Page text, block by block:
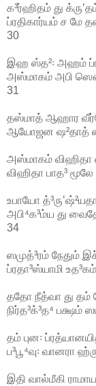
க³ர்ஹிதம் து
ப்ரதிகார்யம் ச மே
30
இஹ ஸ்த²꞉ அஹம்
அஸ்மாகம் அபி
31
தஸ்மாத் ஆஹார
ஆயோஜன ஷ²தாத்
அஸ்மாகம் விஹிதா
விஹிதா பாத³
உபாயோ
அபி⁴க³ம்ய து
34
ஸமுத்³ரம் நேதும்
ப்ரதா³ஸ்யாமி
ததோ நீத்வா து தம்
நிர்த³க்³த⁴
தம் புன꞉
ப³பூ⁴வு꞉ வானரா
இதி வால்மீகி